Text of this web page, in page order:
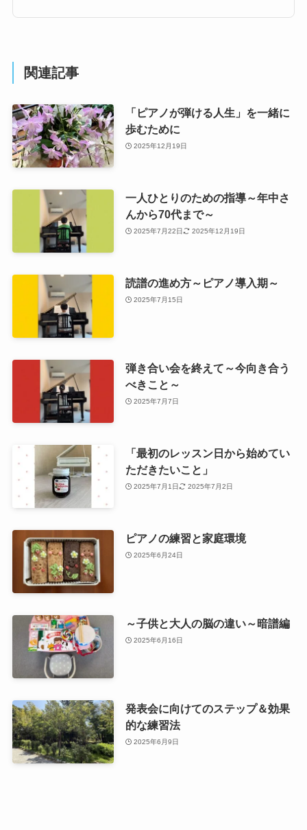
関連記事
「ピアノが弾ける人生」を一緒に
歩むために
2025年12月19日
一人ひとりのための指導～年中さ
んから70代まで～
2025年7月22日 2025年12月19日
読譜の進め方～ピアノ導入期～
2025年7月15日
弾き合い会を終えて～今向き合う
べきこと～
2025年7月7日
「最初のレッスン日から始めてい
ただきたいこと」
2025年7月1日 2025年7月2日
ピアノの練習と家庭環境
2025年6月24日
～子供と大人の脳の違い～暗譜編
2025年6月16日
発表会に向けてのステップ＆効果
的な練習法
2025年6月9日